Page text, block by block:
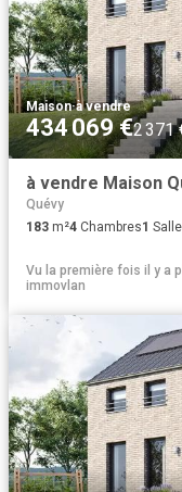
Maison·à vendre
434 069 €2 371
à vendre Maison
Quévy
183 m²4 Chambres1
Vu la première fois il y a
immovlan